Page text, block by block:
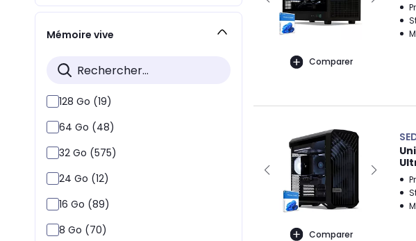
Mémoire vive
128 Go (19)
64 Go (48)
32 Go (575)
24 Go (12)
16 Go (89)
8 Go (70)
Comparer
Comparer